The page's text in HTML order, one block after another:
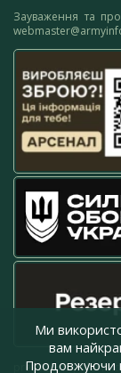
Зауваження та
Ми
вам
Продовжуючи